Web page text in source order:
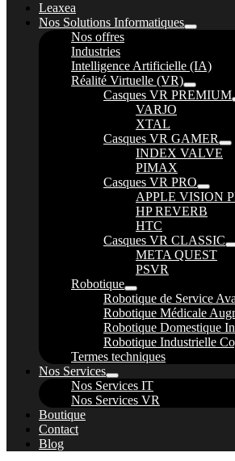
Leaxea
Nos Solutions Informatiques
Nos offres
Industries
Intelligence Artificielle (IA)
Réalité Virtuelle (VR)
Casques VR PREMIUM
VARJO
XTAL
Casques VR GAMER
INDEX VALVE
PIMAX
Casques VR PRO
APPLE VISION
HP REVERB
HTC
Casques VR CLASSIC
META QUEST
PSVR
Robotique
Robotique de Service
Robotique Médicale
Robotique Domestique
Robotique Industrielle
Termes techniques
Nos Services
Nos Services IT
Nos Services VR
Boutique
Contact
Blog